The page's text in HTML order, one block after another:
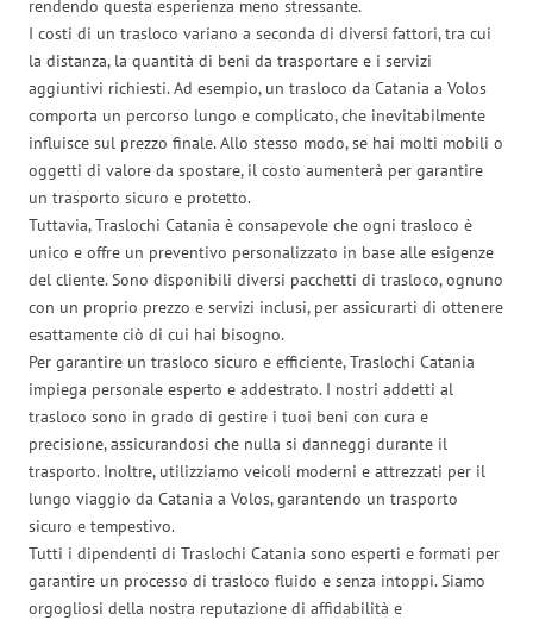
rendendo questa esperienza meno stressante.
I costi di un trasloco variano a seconda di diversi fattori, tra cui
la distanza, la quantità di beni da trasportare e i servizi
aggiuntivi richiesti. Ad esempio, un trasloco da Catania a Volos
comporta un percorso lungo e complicato, che inevitabilmente
influisce sul prezzo finale. Allo stesso modo, se hai molti mobili o
oggetti di valore da spostare, il costo aumenterà per garantire
un trasporto sicuro e protetto.
Tuttavia, Traslochi Catania è consapevole che ogni trasloco è
unico e offre un preventivo personalizzato in base alle esigenze
del cliente. Sono disponibili diversi pacchetti di trasloco, ognuno
con un proprio prezzo e servizi inclusi, per assicurarti di ottenere
esattamente ciò di cui hai bisogno.
Per garantire un trasloco sicuro e efficiente, Traslochi Catania
impiega personale esperto e addestrato. I nostri addetti al
trasloco sono in grado di gestire i tuoi beni con cura e
precisione, assicurandosi che nulla si danneggi durante il
trasporto. Inoltre, utilizziamo veicoli moderni e attrezzati per il
lungo viaggio da Catania a Volos, garantendo un trasporto
sicuro e tempestivo.
Tutti i dipendenti di Traslochi Catania sono esperti e formati per
garantire un processo di trasloco fluido e senza intoppi. Siamo
orgogliosi della nostra reputazione di affidabilità e